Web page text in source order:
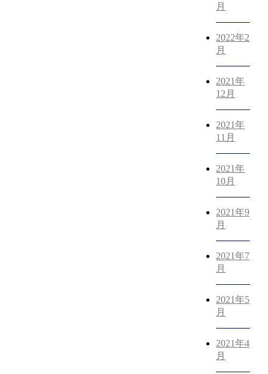
月
2022年2
月
2021年
12月
2021年
11月
2021年
10月
2021年9
月
2021年7
月
2021年5
月
2021年4
月